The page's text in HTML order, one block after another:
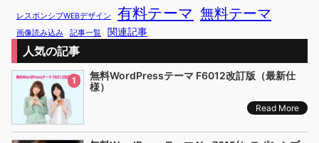
レスポンシブWEBデザイン 有料テーマ 無料テーマ
画像読み込み 記事一覧 関連記事
人気の記事
1
無料WordPressテーマ F6012改訂版（最新仕
様）
Read More